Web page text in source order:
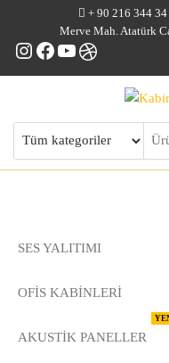
+ 90 216 344
Merve Mah. Atatürk
Instagram
Facebook
YouTube
Dribbble
Kabincell Ofis
SES YALITIMI
OFİS KABİNLERİ
AKUSTİK PANELLER